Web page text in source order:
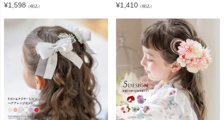
¥1,598 （税込）
¥1,410 （税込）